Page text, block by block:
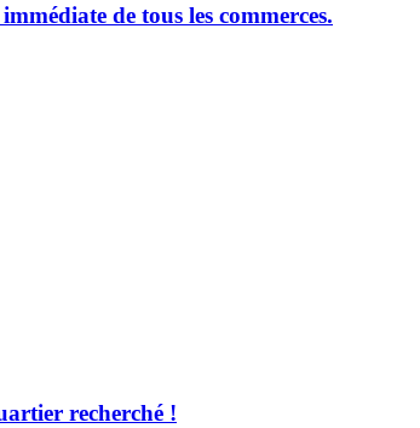
de tous les commerces.
recherché !